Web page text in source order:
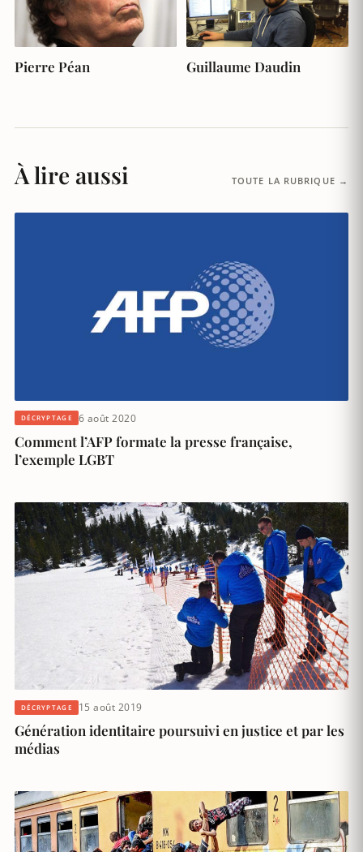
Pierre Péan Guillaume Daudin
À lire aussi TOUTE LA RUBRIQUE →
DÉCRYPTAGE 6 août 2020
Comment l’AFP formate la presse française,
l’exemple LGBT
DÉCRYPTAGE 15 août 2019
Génération identitaire poursuivi en justice et par les
médias